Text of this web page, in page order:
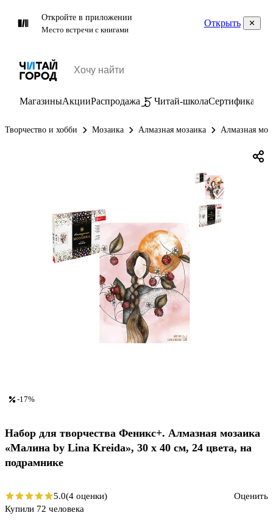
Откройте в приложении
Место встречи с книгами
Открыть
МагазиныАкцииРаспродажа Читай-школаСертификаты
Творчество и хобби Мозаика Алмазная мозаика Алмазная
-17%
Набор для творчества Феникс+. Алмазная мозаика
«Малина by Lina Kreida», 30 х 40 см, 24 цвета, на
подрамнике
5.0(4 оценки)
Оценить
Купили 72 человека